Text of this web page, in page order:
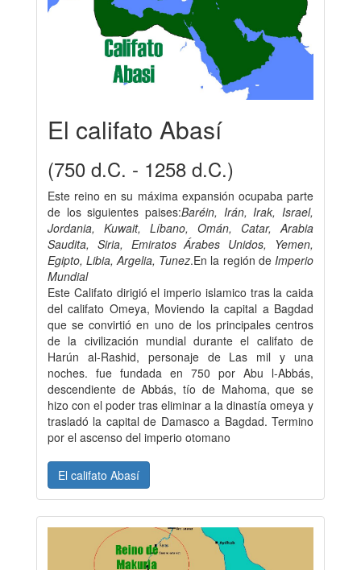
El califato Abasí
(750 d.C. - 1258 d.C.)
Este reino en su máxima expansión ocupaba parte
de los siguientes paises:Baréin, Irán, Irak, Israel,
Jordania, Kuwait, Líbano, Omán, Catar, Arabia
Saudita, Siria, Emiratos Árabes Unidos, Yemen,
Egipto, Libia, Argelia, Tunez.En la región de Imperio
Mundial
Este Califato dirigió el imperio islamico tras la caida
del califato Omeya, Moviendo la capital a Bagdad
que se convirtió en uno de los principales centros
de la civilización mundial durante el califato de
Harún al-Rashid, personaje de Las mil y una
noches. fue fundada en 750 por Abu l-Abbás,
descendiente de Abbás, tío de Mahoma, que se
hizo con el poder tras eliminar a la dinastía omeya y
trasladó la capital de Damasco a Bagdad. Termino
por el ascenso del imperio otomano
El califato Abasí